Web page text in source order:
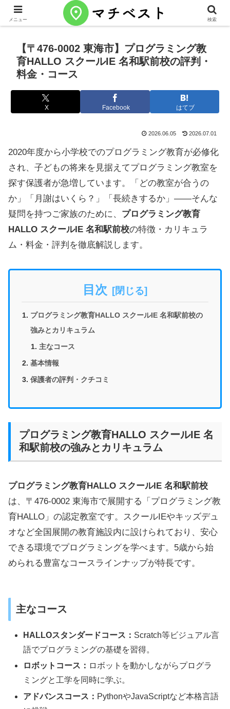
【〒476-0002 東海市】プログラミング教
育HALLO スクールIE 名和駅前校の評判・
料金・コース
X Facebook はてブ
2026.06.05 2026.07.01
2020年度から小学校でのプログラミング教育が必修化
され、子どもの将来を見据えてプログラミング教室を
探す保護者が急増しています。「どの教室が合うの
か」「月謝はいくら？」「長続きするか」——そんな
疑問を持つご家族のために、 プログラミング教育
HALLO スクールIE 名和駅前校の特徴・カリキュラ
ム・料金・評判を徹底解説します。
目次
プログラミング教育HALLO スクールIE 名和駅前校の
強みとカリキュラム
主なコース
基本情報
保護者の評判・クチコミ
プログラミング教育HALLO スクールIE 名
和駅前校の強みとカリキュラム
プログラミング教育HALLO スクールIE 名和駅前校
は、〒476-0002 東海市で展開する「プログラミング教
育HALLO」の認定教室です。スクールIEやキッズデュ
オなど全国展開の教育施設内に設けられており、安心
できる環境でプログラミングを学べます。5歳から始
められる豊富なコースラインナップが特長です。
主なコース
HALLOスタンダードコース： Scratch等ビジュアル言
語でプログラミングの基礎を習得。
ロボットコース： ロボットを動かしながらプログラ
ミングと工学を同時に学ぶ。
アドバンスコース： PythonやJavaScriptなど本格言語
メニュー 検索